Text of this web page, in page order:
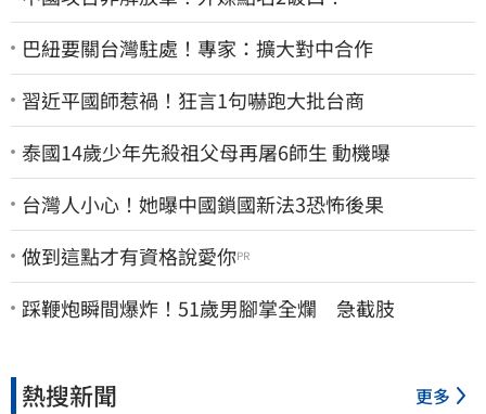
巴紐要關台灣駐處！專家：擴大對中合作
習近平國師惹禍！狂言1句嚇跑大批台商
泰國14歲少年先殺祖父母再屠6師生 動機曝
台灣人小心！她曝中國鎖國新法3恐怖後果
做到這點才有資格說愛你PR
踩鞭炮瞬間爆炸！51歲男腳掌全爛 急截肢
熱搜新聞 更多